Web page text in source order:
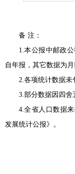
备 注：
1.本公报中邮政
自年报，其它数据为月
2.各项统计数据未
3.部分数据因四舍
4.全省人口数据来
发展统计公报》。